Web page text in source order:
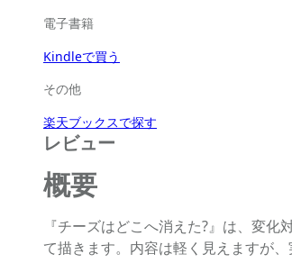
電子書籍
Kindleで買う
その他
楽天ブックスで探す
レビュー
概要
『チーズはどこへ消えた?』は、変
て描きます。内容は軽く見えますが